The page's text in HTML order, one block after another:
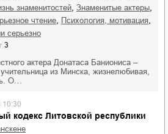
знаменитостей знаменитые актеры
чтение психология, мотивация
серьезно
3
актера Донатаса Баниониса –
из Минска, жизнелюбивая,
О…
кодекс Литовской республики
10:30